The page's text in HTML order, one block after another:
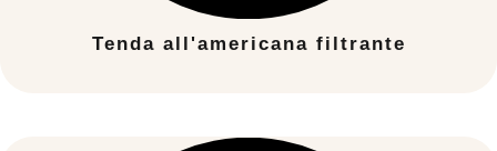
Tenda all'americana filtrante